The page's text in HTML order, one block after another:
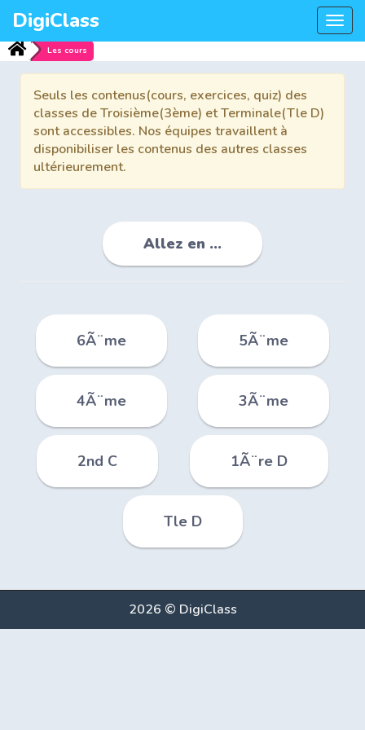
DigiClass
Les cours
Seuls les contenus(cours, exercices, quiz) des
classes de Troisième(3ème) et Terminale(Tle D)
sont accessibles. Nos équipes travaillent à
disponibiliser les contenus des autres classes
ultérieurement.
Allez en ...
6Ã¨me 5Ã¨me
4Ã¨me 3Ã¨me
2nd C 1Ã¨re D
Tle D
2026 © DigiClass